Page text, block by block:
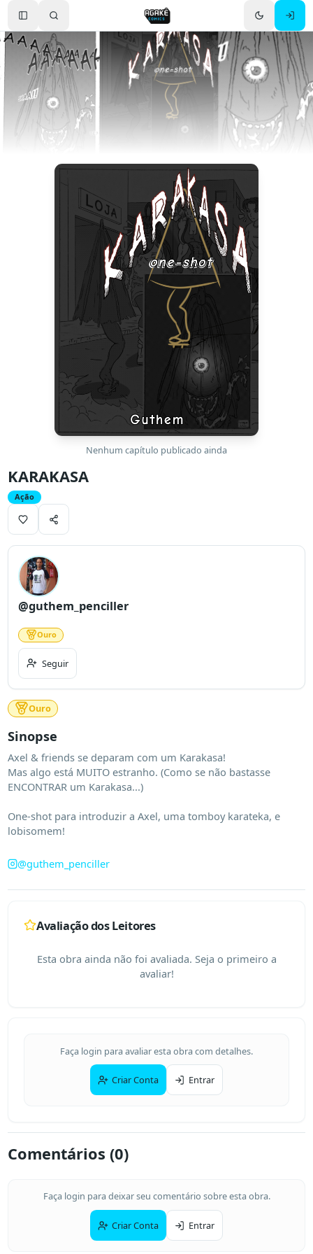
Toggle Sidebar
Nenhum capítulo publicado ainda
KARAKASA
Ação
@guthem_penciller
Ouro
Seguir
Ouro
Sinopse
Axel & friends se deparam com um Karakasa!
Mas algo está MUITO estranho. (Como se não bastasse
ENCONTRAR um Karakasa...)
One-shot para introduzir a Axel, uma tomboy karateka, e
lobisomem!
@guthem_penciller
Avaliação dos Leitores
Esta obra ainda não foi avaliada. Seja o primeiro a
avaliar!
Faça login para avaliar esta obra com detalhes.
Criar Conta Entrar
Comentários (0)
Faça login para deixar seu comentário sobre esta obra.
Criar Conta Entrar